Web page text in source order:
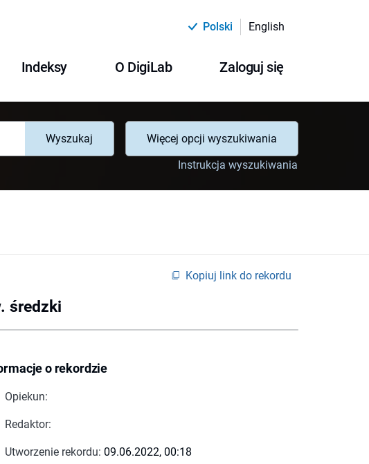
Polski English
Indeksy O DigiLab Zaloguj się
Wyszukaj
Więcej opcji wyszukiwania
Instrukcja wyszukiwania
Kopiuj link do rekordu
średzki
o rekordzie
Opiekun:
Redaktor:
Utworzenie rekordu: 09.06.2022, 00:18